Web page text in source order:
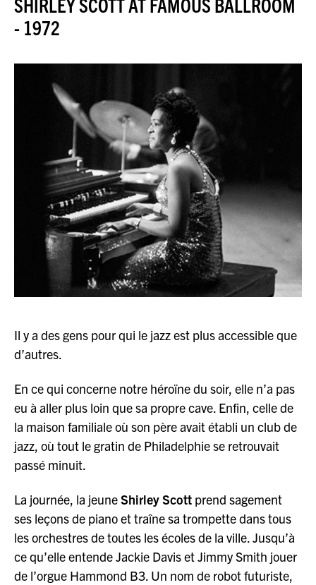
JAZZENDA
- 1972
Il y a des gens pour qui le jazz est plus accessible que
d’autres.
En ce qui concerne notre héroïne du soir, elle n’a pas
eu à aller plus loin que sa propre cave. Enfin, celle de
la maison familiale où son père avait établi un club de
jazz, où tout le gratin de Philadelphie se retrouvait
passé minuit.
La journée, la jeuneShirley Scott prend sagement
ses leçons de piano et traîne sa trompette dans tous
les orchestres de toutes les écoles de la ville. Jusqu’à
ce qu’elle entende Jackie Davis et Jimmy Smith jouer
de l’orgue Hammond B3. Un nom de robot futuriste,